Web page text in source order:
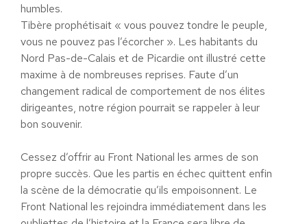
humbles.
Tibère prophétisait « vous pouvez tondre le peuple,
vous ne pouvez pas l’écorcher ». Les habitants du
Nord Pas-de-Calais et de Picardie ont illustré cette
maxime à de nombreuses reprises. Faute d’un
changement radical de comportement de nos élites
dirigeantes, notre région pourrait se rappeler à leur
bon souvenir.
Cessez d’offrir au Front National les armes de son
propre succès. Que les partis en échec quittent enfin
la scène de la démocratie qu’ils empoisonnent. Le
Front National les rejoindra immédiatement dans les